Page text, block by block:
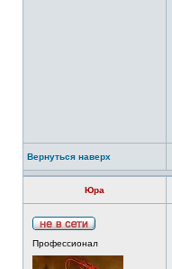
Вернуться наверх
Юра
Профессионал